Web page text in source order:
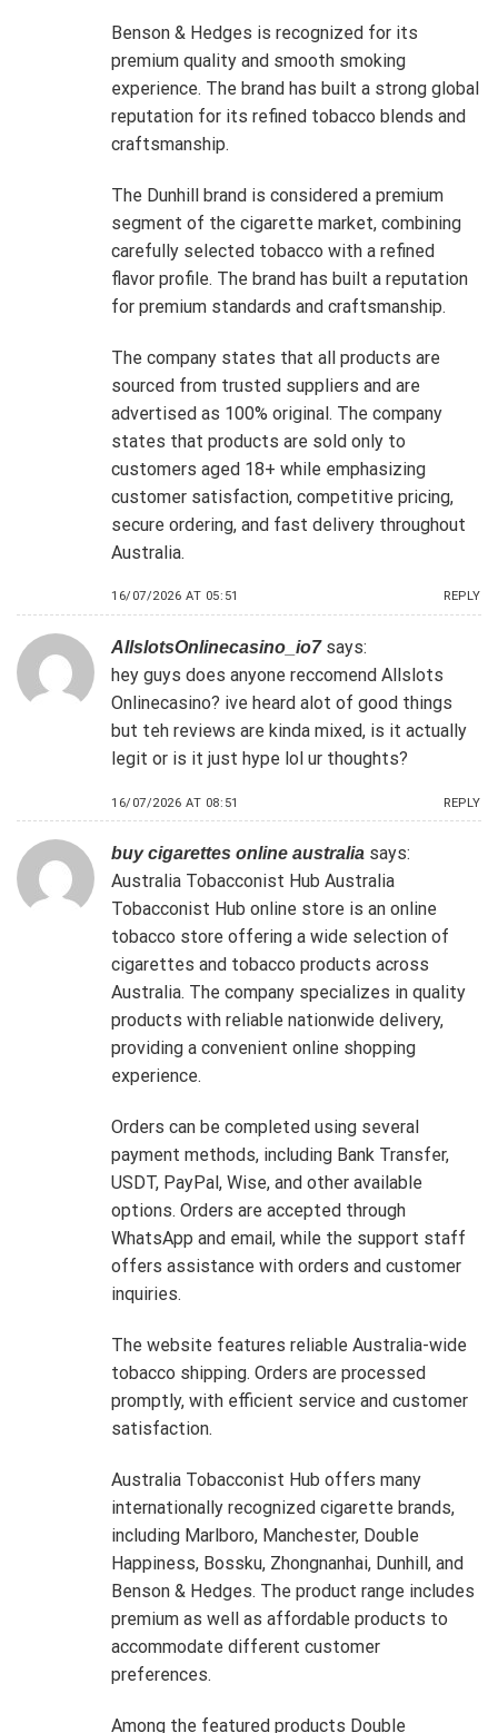
Benson & Hedges is recognized for its
premium quality and smooth smoking
experience. The brand has built a strong global
reputation for its refined tobacco blends and
craftsmanship.
The Dunhill brand is considered a premium
segment of the cigarette market, combining
carefully selected tobacco with a refined
flavor profile. The brand has built a reputation
for premium standards and craftsmanship.
The company states that all products are
sourced from trusted suppliers and are
advertised as 100% original. The company
states that products are sold only to
customers aged 18+ while emphasizing
customer satisfaction, competitive pricing,
secure ordering, and fast delivery throughout
Australia.
16/07/2026 AT 05:51 REPLY
AllslotsOnlinecasino_io7 says:
hey guys does anyone reccomend Allslots
Onlinecasino? ive heard alot of good things
but teh reviews are kinda mixed, is it actually
legit or is it just hype lol ur thoughts?
16/07/2026 AT 08:51 REPLY
buy cigarettes online australia says:
Australia Tobacconist Hub Australia
Tobacconist Hub online store is an online
tobacco store offering a wide selection of
cigarettes and tobacco products across
Australia. The company specializes in quality
products with reliable nationwide delivery,
providing a convenient online shopping
experience.
Orders can be completed using several
payment methods, including Bank Transfer,
USDT, PayPal, Wise, and other available
options. Orders are accepted through
WhatsApp and email, while the support staff
offers assistance with orders and customer
inquiries.
The website features reliable Australia-wide
tobacco shipping. Orders are processed
promptly, with efficient service and customer
satisfaction.
Australia Tobacconist Hub offers many
internationally recognized cigarette brands,
including Marlboro, Manchester, Double
Happiness, Bossku, Zhongnanhai, Dunhill, and
Benson & Hedges. The product range includes
premium as well as affordable products to
accommodate different customer
preferences.
Among the featured products Double